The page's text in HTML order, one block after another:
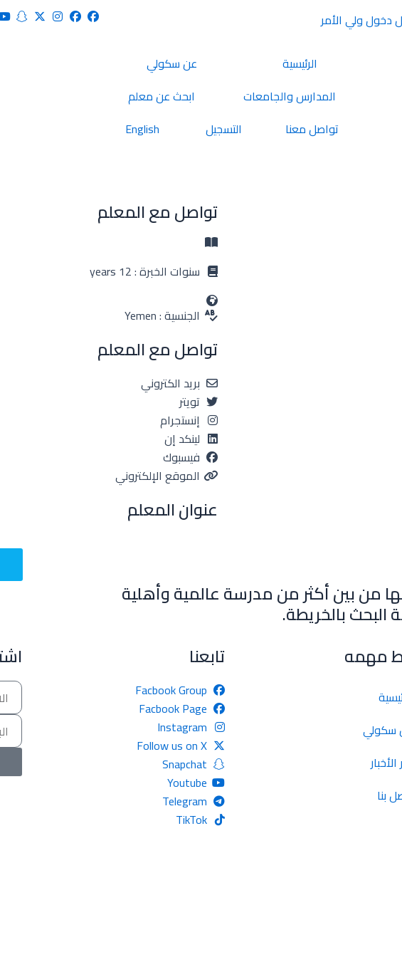
دخول ولي الأمر
الرئيسية
عن سكولي
المدارس والجامعات
ابحث عن معلم
تواصل معنا
التسجيل English
تواصل مع المعلم
سنوات الخبرة : 12 years
الجنسية : Yemen
تواصل مع المعلم
بريد الكتروني
تويتر
إنستجرام
لينكد إن
فيسبوك
الموقع الإلكتروني
عنوان المعلم
من بين أكثر من مدرسة عالمية وأهلية
بالخريطة.
مهمه
سكولي
بنا
تابعنا
Facbook Group
Facbook Page
Instagram
Follow us on X
Snapchat
Youtube
Telegram
TikTok
Email